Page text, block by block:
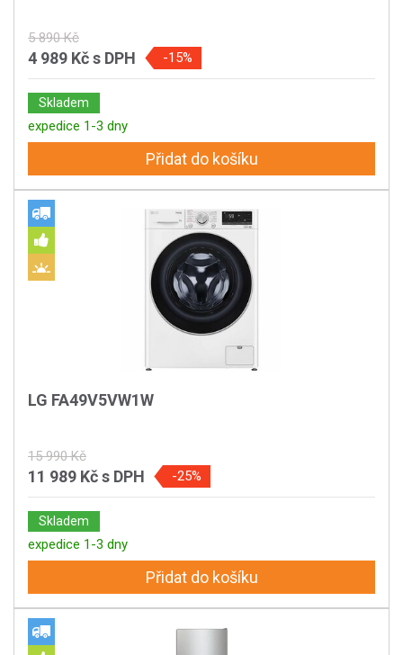
5 890 Kč
4 989 Kčs DPH -15%
Skladem
expedice 1-3 dny
Přidat do košíku
LG FA49V5VW1W
15 990 Kč
11 989 Kčs DPH -25%
Skladem
expedice 1-3 dny
Přidat do košíku